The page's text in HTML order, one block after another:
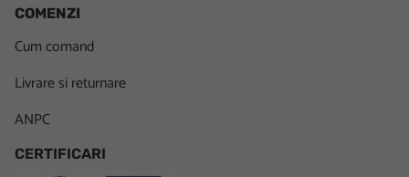
COMENZI
Cum comand
Livrare si returnare
ANPC
CERTIFICARI